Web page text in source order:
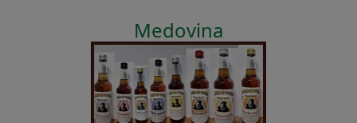
Medovina